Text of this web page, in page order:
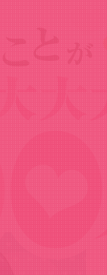
用壁紙をプ